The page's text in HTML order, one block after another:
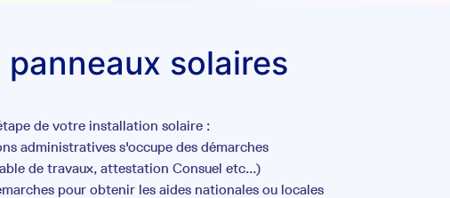
solaires
de votre installation solaire :
administratives s'occupe des démarches
de travaux, attestation Consuel etc...)
pour obtenir les aides nationales ou locales